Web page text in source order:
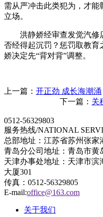
需从严冲击此类犯为，才
立场。
洪静娇经审查发觉汽修
否经得起沉罚？惩罚取教
娇决定先“背对背”调整。
上一篇： 开正劲 成长海潮涌
下一篇： 关
0512-56329803
服务热线/NATIONAL
总部地址：江苏省苏州张家
青岛分公司地址：青岛市黄
天津办事处地址：天津市滨
大厦301
传真：0512-56329805
E-mail:office@163.com
关于我们